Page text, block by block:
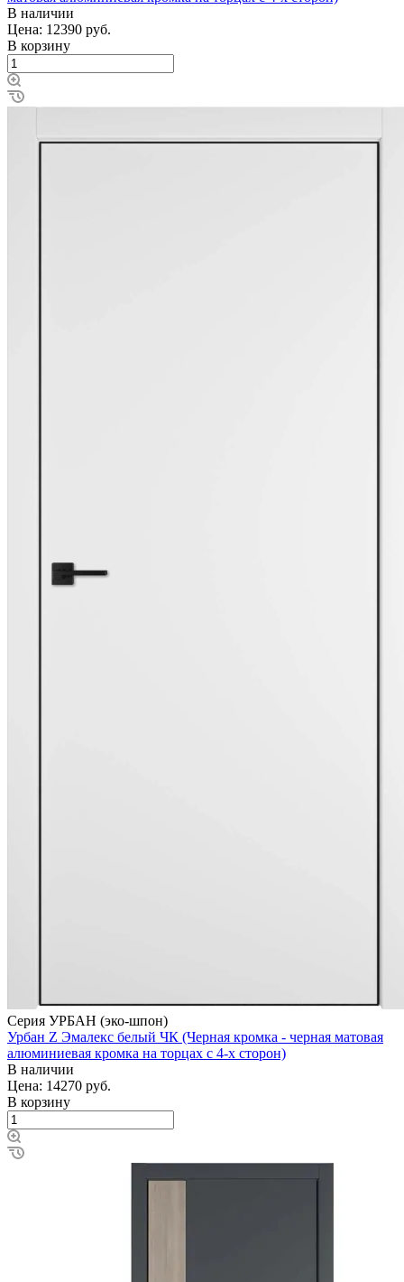
В наличии
Цена: 12390 руб.
В корзину
Серия УРБАН (эко-шпон)
Урбан Z Эмалекс белый ЧК (Черная кромка - черная матовая
алюминиевая кромка на торцах с 4-х сторон)
В наличии
Цена: 14270 руб.
В корзину